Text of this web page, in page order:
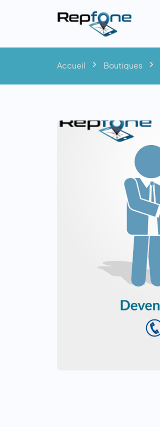
Accueil Boutiques